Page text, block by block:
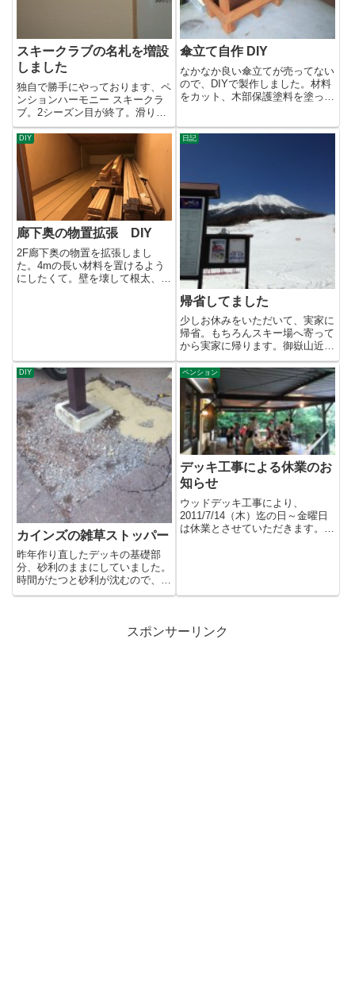
スキークラブの名札を増設
しました
独自で勝手にやっております、ペ
ンションハーモニー スキークラ
ブ。2シーズン目が終了。滑りに
来てくれたチビッ子の名札をか
け...
傘立て自作 DIY
なかなか良い傘立てが売ってない
ので、DIYで製作しました。材料
をカット、木部保護塗料を塗っ
DIY
廊下奥の物置拡張 DIY
2F廊下奥の物置を拡張しまし
た。4mの長い材料を置けるよう
にしたくて。壁を壊して根太、床
日記
帰省してました
少しお休みをいただいて、実家に
帰省。もちろんスキー場へ寄って
から実家に帰ります。御嶽山近く
の開田高原マイアスキー場へ行
っ...
DIY
カインズの雑草ストッパー
昨年作り直したデッキの基礎部
分、砂利のままにしていました。
時間がたつと砂利が沈むので、ひ
と冬そのままにすることに。雪が
ペンション
デッキ工事による休業のお
知らせ
ウッドデッキ工事により、
2011/7/14（木）迄の日～金曜日
は休業とさせていただきます。
スポンサーリンク